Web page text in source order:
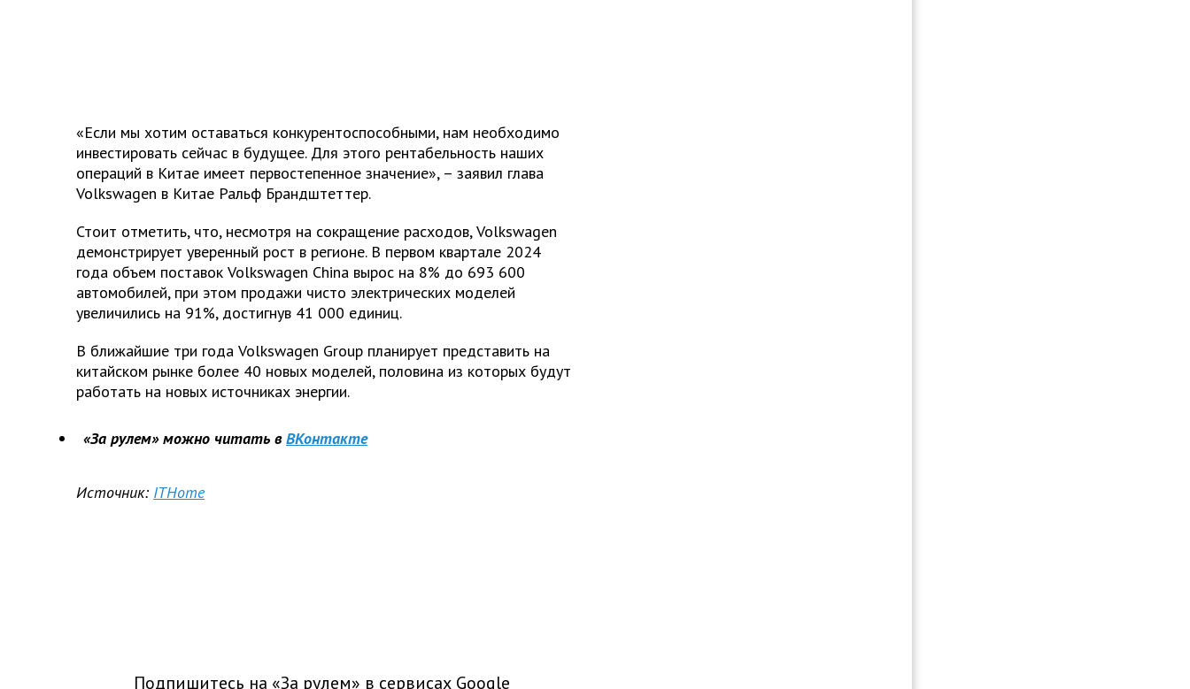
«Если мы хотим оставаться конкурентоспособными, нам необходимо
инвестировать сейчас в будущее. Для этого рентабельность наших
операций в Китае имеет первостепенное значение», – заявил глава
Volkswagen в Китае Ральф Брандштеттер.
Стоит отметить, что, несмотря на сокращение расходов, Volkswagen
демонстрирует уверенный рост в регионе. В первом квартале 2024
года объем поставок Volkswagen China вырос на 8% до 693 600
автомобилей, при этом продажи чисто электрических моделей
увеличились на 91%, достигнув 41 000 единиц.
В ближайшие три года Volkswagen Group планирует представить на
китайском рынке более 40 новых моделей, половина из которых будут
работать на новых источниках энергии.
«За рулем» можно читать в ВКонтакте
Источник: ITHome
Подпишитесь на «За рулем» в сервисах Google